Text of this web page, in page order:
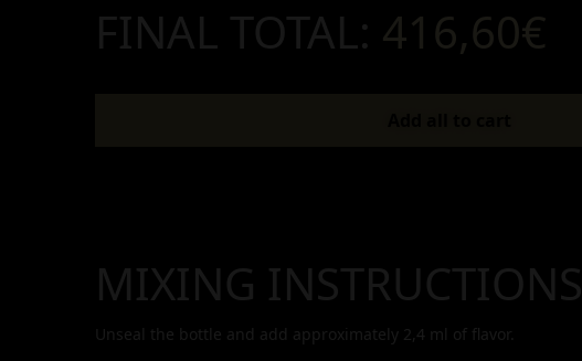
FINAL TOTAL: 416,60€
MIXING INSTRUCTIONS
Unseal the bottle and add approximately 2,4 ml of flavor.